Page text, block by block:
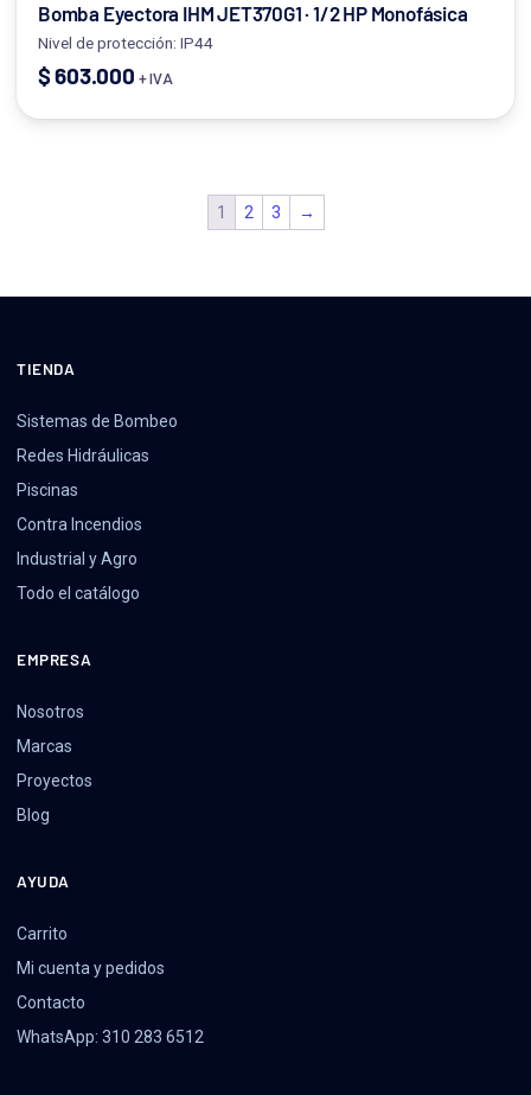
Bomba Eyectora IHM JET370G1 · 1/2 HP Monofásica
Nivel de protección: IP44
$603.000 + IVA
1 2 3 →
TIENDA
Sistemas de Bombeo
Redes Hidráulicas
Piscinas
Contra Incendios
Industrial y Agro
Todo el catálogo
EMPRESA
Nosotros
Marcas
Proyectos
Blog
AYUDA
Carrito
Mi cuenta y pedidos
Contacto
WhatsApp: 310 283 6512